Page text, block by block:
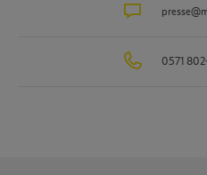
sowie das Traditionsunternehmen
in Sachen Nachhaltigkeit und
verantwortungsvolles und
0571